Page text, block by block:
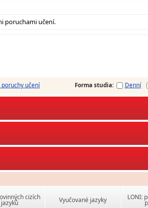
poruchami učení.
poruchy učení Forma studia: Denní
cizích
jazyků Vyučované jazyky LONI: